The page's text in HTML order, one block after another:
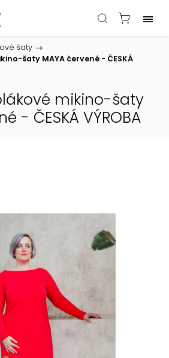
šaty /
šaty MAYA červené - ČESKÁ
mikino-šaty
- ČESKÁ VÝROBA